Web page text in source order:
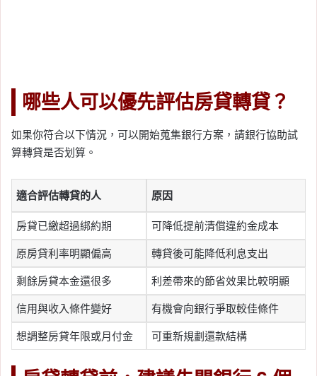
哪些人可以優先評估房貸轉貸？
如果你符合以下情況，可以開始蒐集銀行方案，請銀行協助試
算轉貸是否划算。
適合評估轉貸的人 原因
房貸已繳超過綁約期 可降低提前清償違約金成本
原房貸利率明顯偏高 轉貸後可能降低利息支出
剩餘房貸本金還很多 利差帶來的節省效果比較明顯
信用與收入條件變好 有機會向銀行爭取較佳條件
想調整房貸年限或月付金 可重新規劃還款結構